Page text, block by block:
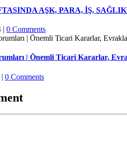
AŞK, PARA, İŞ,
| 0 Comments
| Önemli Ticari Kararlar,
| 0 Comments